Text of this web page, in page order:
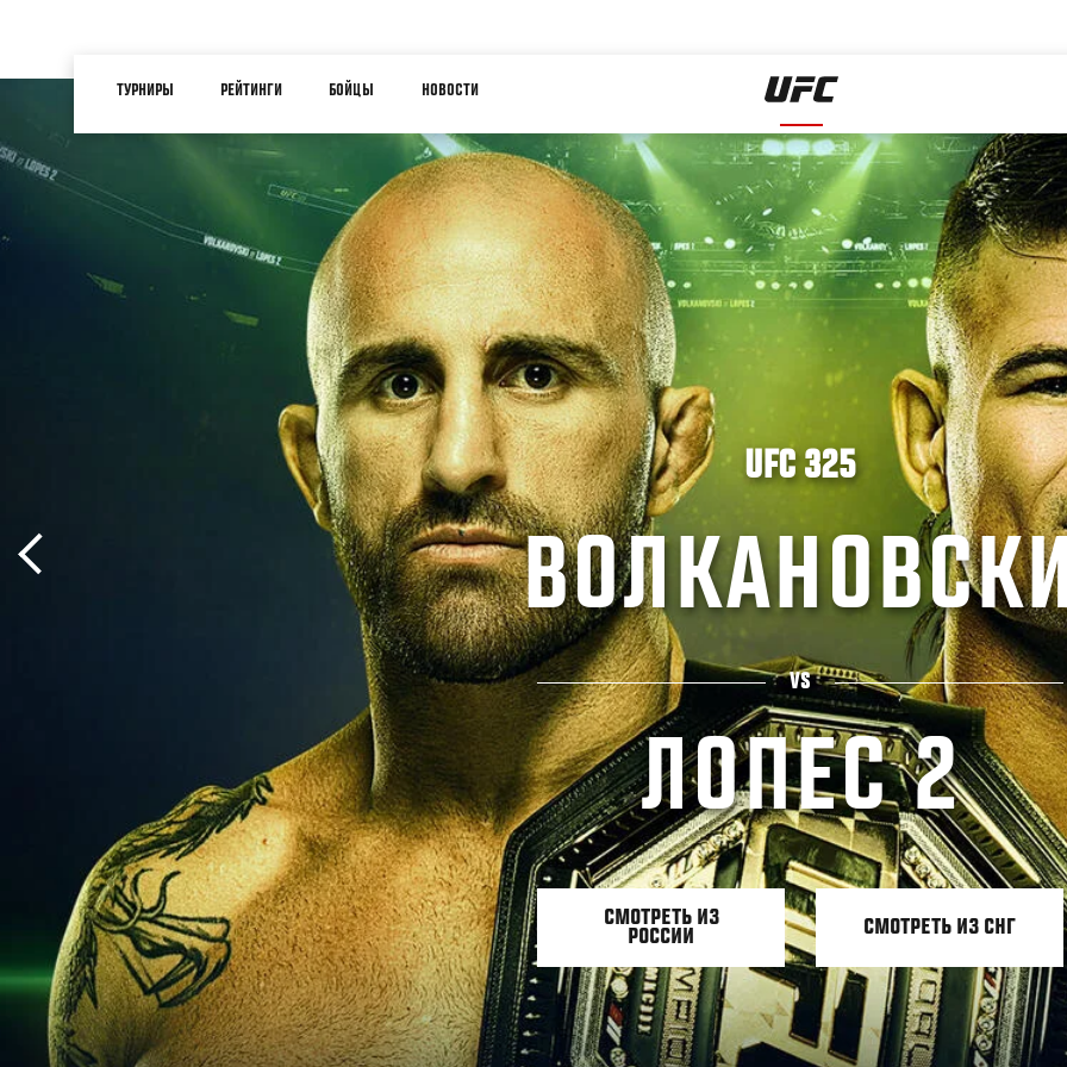
navigation
ТУРНИРЫ РЕЙТИНГИ БОЙЦЫ НОВОСТИ
UFC 325
VS
ЛОПЕС 2
СМОТРЕТЬ ИЗ
РОССИИ
СМОТРЕТЬ ИЗ СНГ